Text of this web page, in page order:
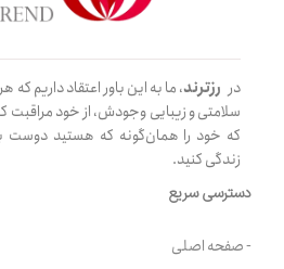
در رزترند، ما به این باور اعتقاد داریم
سلامتی و زیبایی وجودش، از خود مراقبت
که خود را همان‌گونه که هستید دوست
زندگی کنید.
دسترسی سریع
- صفحه اصلی